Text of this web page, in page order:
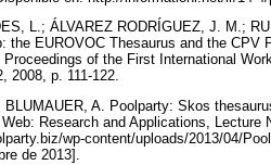
L.; ÁLVAREZ RODRÍGUEZ, J. M.;
the EUROVOC Thesaurus and the
Proceedings of the First International
2008, p. 111-122.
BLUMAUER, A. Poolparty: Skos
Research and Applications,
wp-content/uploads/2013/04/
de 2013].